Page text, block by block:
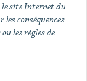
site Internet du
les conséquences
les règles de